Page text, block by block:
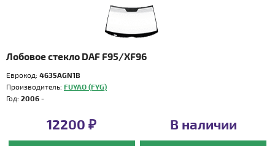
Лобовое стекло DAF F95/XF96
Еврокод: 4635AGN1B
Производитель: FUYAO (FYG)
Год: 2006 -
12200 ₽ В наличии